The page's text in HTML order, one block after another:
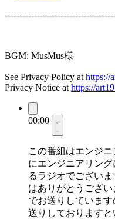
BGM: MusMus様
See Privacy Policy at https://
Privacy Notice at https://
00:00
この番組はエンジ
にエンジニアリン
るラジオでござい
はありがとうござ
でお送りしていま
送りしております